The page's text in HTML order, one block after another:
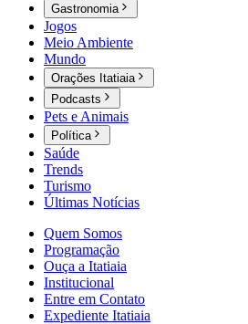
Gastronomia
Jogos
Meio Ambiente
Mundo
Orações Itatiaia
Podcasts
Pets e Animais
Política
Saúde
Trends
Turismo
Últimas Notícias
Quem Somos
Programação
Ouça a Itatiaia
Institucional
Entre em Contato
Expediente Itatiaia